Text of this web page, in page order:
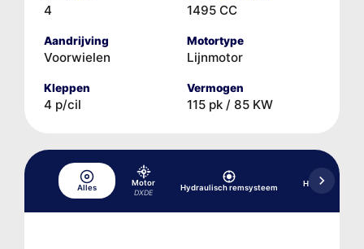
4 1495 CC
Aandrijving
Voorwielen
Motortype
Lijnmotor
Kleppen
4 p/cil
Vermogen
115 pk / 85 KW
Alles
Motor
DXDE
Hydraulisch remsysteem
Hydraulische